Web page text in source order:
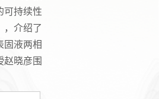
可持续性
，介绍了
固液两相
赵晓彦围